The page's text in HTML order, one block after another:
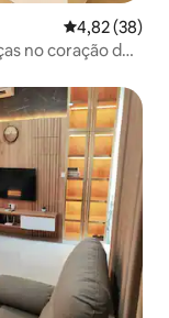
Classificação
4,82 (38)
no coração de